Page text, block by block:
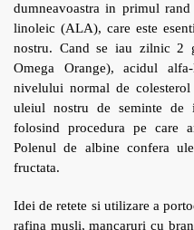
dumneavoastra in primul
linoleic (ALA), care este
nostru. Cand se iau zilnic 2
Omega Orange), acidul
nivelului normal de colesterol
uleiul nostru de seminte
folosind procedura pe care
Polenul de albine confera
fructata.
Idei de retete si utilizare a
rafina musli, mancaruri cu